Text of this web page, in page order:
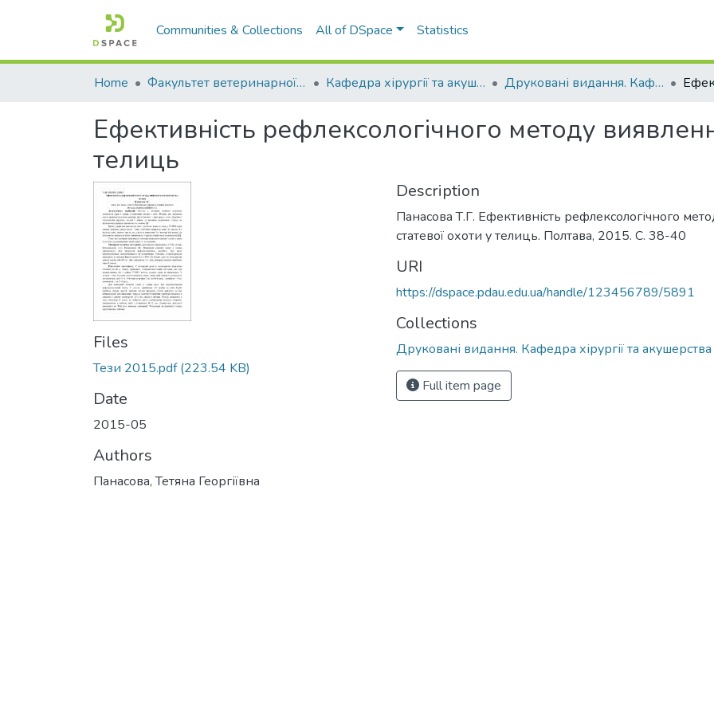
Communities & Collections All of DSpace Statistics
Home Факультет ветеринарної медицини Кафедра хірургії та акушерства Друковані видання. Кафедра хірургії та акушерства
Ефективність рефлексологічного методу
телиць
Files
Тези 2015.pdf(223.54 KB)
Date
2015-05
Authors
Панасова, Тетяна Георгіївна
Description
Панасова Т.Г. Ефективність рефлексологічного
статевої охоти у телиць. Полтава, 2015. С. 38-40
URI
https://dspace.pdau.edu.ua/handle/123456789/5891
Collections
Друковані видання. Кафедра хірургії та акушерства
Full item page